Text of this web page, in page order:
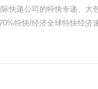
快递公司的特快专递、大
特快/经济全球特快经济